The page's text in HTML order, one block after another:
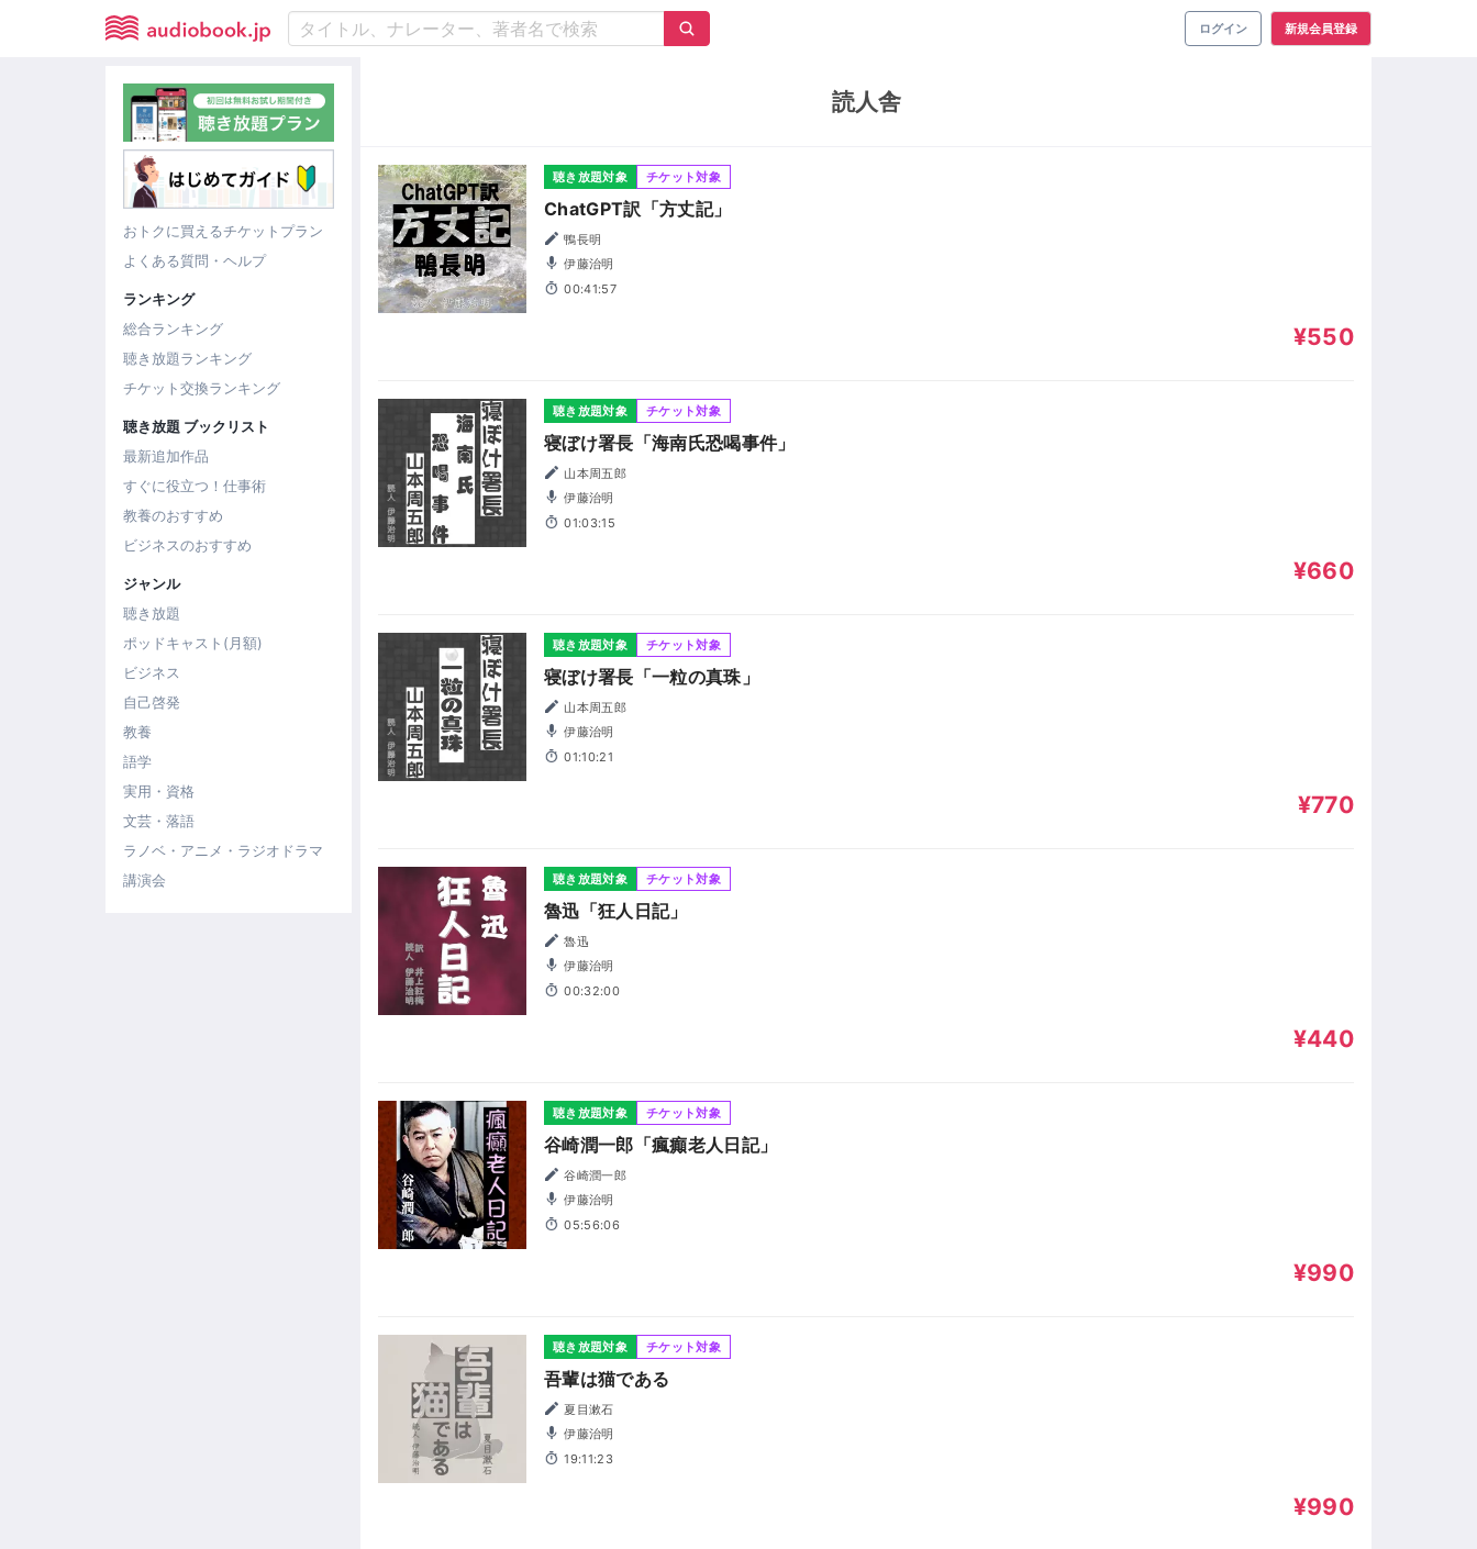
ログイン 新規会員登録
おトクに買えるチケットプラン
よくある質問・ヘルプ
ランキング
総合ランキング
聴き放題ランキング
チケット交換ランキング
聴き放題 ブックリスト
最新追加作品
すぐに役立つ！仕事術
教養のおすすめ
ビジネスのおすすめ
ジャンル
聴き放題
ポッドキャスト(月額)
ビジネス
自己啓発
教養
語学
実用・資格
文芸・落語
ラノベ・アニメ・ラジオドラマ
講演会
読人舎
聴き放題対象 チケット対象
ChatGPT訳「方丈記」
鴨長明
伊藤治明
00:41:57
¥550
聴き放題対象 チケット対象
寝ぼけ署長「海南氏恐喝事件」
山本周五郎
伊藤治明
01:03:15
¥660
聴き放題対象 チケット対象
寝ぼけ署長「一粒の真珠」
山本周五郎
伊藤治明
01:10:21
¥770
聴き放題対象 チケット対象
魯迅「狂人日記」
魯迅
伊藤治明
00:32:00
¥440
聴き放題対象 チケット対象
谷崎潤一郎「瘋癲老人日記」
谷崎潤一郎
伊藤治明
05:56:06
¥990
聴き放題対象 チケット対象
吾輩は猫である
夏目漱石
伊藤治明
19:11:23
¥990